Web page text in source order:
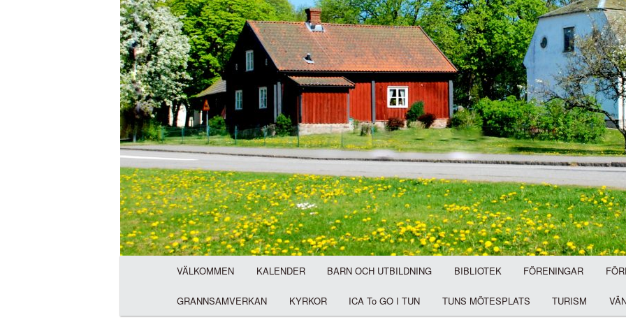
u
VÄLKOMMEN KALENDER BARN OCH UTBILDNING BIBLIOTEK FÖRENINGAR
GRANNSAMVERKAN KYRKOR ICA To GO I TUN TUNS MÖTESPLATS TURISM